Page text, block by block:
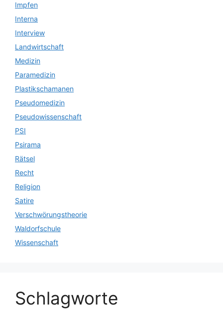
Impfen
Interna
Interview
Landwirtschaft
Medizin
Paramedizin
Plastikschamanen
Pseudomedizin
Pseudowissenschaft
PSI
Psirama
Rätsel
Recht
Religion
Satire
Verschwörungstheorie
Waldorfschule
Wissenschaft
Schlagworte